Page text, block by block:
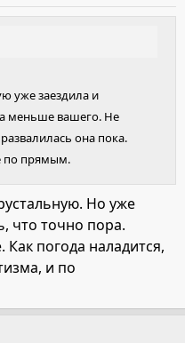
уже заездила и
меньше вашего. Не
она пока.
по прямым.
Но уже
что точно пора.
погода наладится,
и по